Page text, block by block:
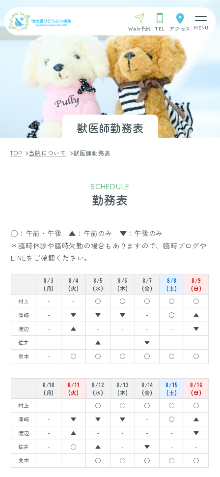
Web予約 TEL アクセス
獣医師勤務表
TOP 当院について 獣医師勤務表
SCHEDULE
勤務表
◯：午前・午後 ▲：午前のみ ▼：午後のみ
＊臨時休診や臨時欠勤の場合もありますので、臨時ブログや
LINEをご確認ください。
8/3
(月)
8/4
(火)
8/5
(水)
8/6
(木)
8/7
(金)
8/8
(土)
8/9
(日)
村上
- - ◯ ◯ ◯ ◯
◯
澤﨑
- ▼ ▼ ▼ - ◯
▲
渡辺
- ▲ - - - -
▼
佐井
- - ▲ - ▼ -
-
泉本
- ◯ ◯ ◯ ◯ ◯ ◯
8/10
(月)
8/11
(火)
8/12
(水)
8/13
(木)
8/14
(金)
8/15
(土)
8/16
(日)
村上
- - ◯ ◯ ◯ ◯
◯
澤﨑
- ▼ ▼ ▼ - ◯
▲
渡辺
- ▲ - - - -
▼
佐井
- ◯ ▲ - ▼ -
-
泉本
- - ◯ ◯ ◯ ◯ ◯